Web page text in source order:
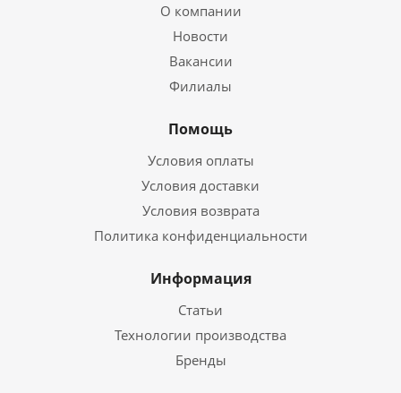
О компании
Новости
Вакансии
Филиалы
Помощь
Условия оплаты
Условия доставки
Условия возврата
Политика конфиденциальности
Информация
Статьи
Технологии производства
Бренды